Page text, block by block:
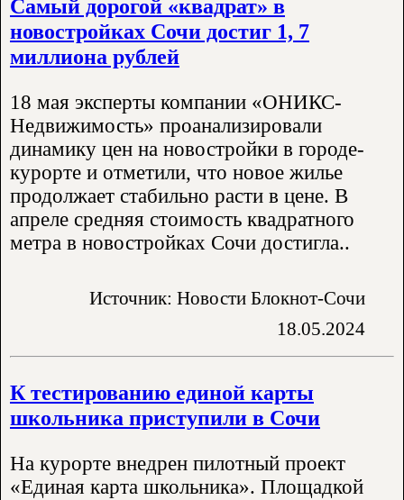
Самый дорогой «квадрат» в
новостройках Сочи достиг 1, 7
миллиона рублей
18 мая эксперты компании «ОНИКС-
Недвижимость» проанализировали
динамику цен на новостройки в городе-
курорте и отметили, что новое жилье
продолжает стабильно расти в цене. В
апреле средняя стоимость квадратного
метра в новостройках Сочи достигла..
Источник: Новости Блокнот-Сочи
18.05.2024
К тестированию единой карты
школьника приступили в Сочи
На курорте внедрен пилотный проект
«Единая карта школьника». Площадкой